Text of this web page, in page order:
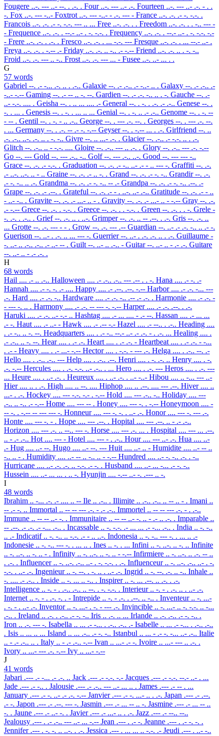
Fougere ..-. --- ..- --. . .-. . Four ..-. --- ..- .-. Fourteen ..-. --- ..- .-. - . .
-. Fox ..-. --- -..- Foxtrot ..-. --- -..- - .-. --- - France ..-. .-. .- -. -.-. .
Francois ..-. .-. .- -. -.-. --- .. ... Free ..-. .-. . . Freedom ..-. .-. . . -.. --- -
- Frequence ..-. .-. . --.- ..- . -. -.-. . Frequency ..-. .-. . --.- ..- . -. -.-. -.-
- Frere ..-. .-. . .-. . Fresco ..-. .-. . ... -.-. --- Fresque ..-. .-. . ... --.- ..- .
Freya ..-. .-. . -.-- .- Friday ..-. .-. .. -.. .- -.-- Friend ..-. .-. .. . -. -..
Froid ..-. .-. --- .. -.. Frost ..-. .-. --- ... - Fusee ..-. ..- ... . .
G
57 words
Gabriel --. .- -... .-. .. . .-.. Galaxie --. .- .-.. .- -..- .. . Galaxy --. .- .-.. .-
-..- -.-- Gaming --. .- -- .. -. --. Gardien --. .- .-. -.. .. . -. Gauche --. .-
..- -.-. .... . Geisha --. . .. ... .... .- General --. . -. . .-. .- .-.. Genese --. .
-. . ... . Genesis --. . -. . ... .. ... Genial --. . -. .. .- .-.. Genome --. . -. --
- -- . Gentil --. . -. - .. .-.. George --. . --- .-. --. . Georges --. . --- .-. --.
. ... Germany --. . .-. -- .- -. -.-- Geyser--. . -.-- ... . .-. Girlfriend --. ..
.-. .-.. ..-. .-. .. . -. -.. Givre --. .. ...- .-. . Glacier--. .-.. .- -.-. .. . .-.
Glitch --. .-.. .. - -.-. .... Gloire --. .-.. --- .. .-. . Glory --. .-.. --- .-. -.--
Go --. --- Gold --. --- .-.. -.. Golf--. --- .-.. ..-. Good --. --- --- -..
Grace --. .-. .- -.-. . Graduation --. .-. .- -.. ..- .- - .. --- -. Graffiti --. .-.
.- ..-. ..-. .. - .. Graine --. .-. .- .. -. . Grand --. .-. .- -. -.. Grandir--. .-.
.- -. -.. .. .-. Grandma --. .-. .- -. -.. -- .- Grandpa --. .-. .- -. -.. .--. .-
Grape --. .-. .- .--. . Grateful --. .-. .- - . ..-. ..- .-.. Gratitude --. .-. .- - ..
- ..- -.. . Gravite --. .-. .- ...- .. - . Gravity --. .-. .- ...- .. - -.-- Gray --. .-.
.- -.-- Grece --. .-. . -.-. . Greece --. .-. . . -.-. . Green --. .-. . . -. Grele -
-. .-. . .-.. . Grief--. .-. .. . ..-. Grimper--. .-. .. -- .--. . .-. Gris --. .-. ..
... Grotte --. .-. --- - - . Grow --. .-. --- .-- Guardian --. ..- .- .-. -.. .. .- -.
Guerison --. ..- . .-. .. ... --- -. Guerrier--. ..- . .-. .-. .. . .-. Guillaume -
-. ..- .. .-.. .-.. .- ..- -- . Guilt --. ..- .. .-.. - Guitar--. ..- .. - .- .-. Guitare
--. ..- .. - .- .-. .
H
68 words
Hail .... .- .. .-.. Halloween .... .- .-.. .-.. --- .-- . . -. Hana .... .- -. .-
Hannah .... .- -. -. .- .... Happy .... .- .--. .--. -.-- Harbor .... .- .-. -... ---
.-. Hard .... .- .-. -.. Hardware .... .- .-. -.. .-- .- .-. . Harmonie .... .- .-. -
- --- -. .. . Harmony .... .- .-. -- --- -. -.-- Harper .... .- .-. .--. . .-.
Haruki .... .- .-. ..- -.- .. Hashtag .... .- ... .... - .- --. Hassan .... .- ... ...
.- -. Haut .... .- ..- - Hawk .... .- .-- -.- Hazel .... .- --.. . .-.. Heading ....
. .- -.. .. -. --. Headquarters .... . .- -.. --.- ..- .- .-. - . .-. ... Healing .... .
.- .-.. .. -. --. Hear .... . .- .-. Heart .... . .- .-. - Heartbeat .... . .- .-. - -...
. .- - Heavy .... . .- ...- -.-- Hector .... . -.-. - --- .-. Helga .... . .-.. --. .-
Hello .... . .-.. .-.. --- Help .... . .-.. .--. Henri .... . -. .-. .. Henry .... . -.
.-. -.-- Hercules .... . .-. -.-. ..- .-.. . ... Hero .... . .-. --- Heros .... . .-. ---
... Heure .... . ..- .-. . Heureux .... . ..- .-. . ..- -..- Hibou .... .. -... --- ..-
Hier .... .. . .-. High .... .. --. .... Hiphop .... .. .--. .... --- .--. Hiver .... ..
...- . .-. Hockey .... --- -.-. -.- . -.-- Hold .... --- .-.. -.. Holiday .... ---
.-.. .. -.. .- -.-- Home .... --- -- . Honey .... --- -. . -.-- Honeymoon .... -
-- -. . -.-- -- --- --- -. Honneur .... --- -. -. . ..- .-. Honor .... --- -. --- .-.
Honte .... --- -. - . Hope .... --- .--. . Hopital .... --- .--. .. - .- .-..
Horizon .... --- .-. .. --.. --- -. Horse .... --- .-. ... . Hospital .... --- ... .--.
.. - .- .-.. Hot .... --- - Hotel .... --- - . .-.. Hour .... --- ..- .-. Hua .... ..-
.- Hug .... ..- --. Hugo .... ..- --. --- Huit .... ..- .. - Humidite .... ..- -- ..
-.. .. - . Humidity .... ..- -- .. -.. .. - -.-- Hundred .... ..- -. -.. .-. . -..
Hurricane .... ..- .-. .-. .. -.-. .- -. . Husband .... ..- ... -... .- -. -..
Hussein .... ..- ... ... . .. -. Hyunjin .... -.-- ..- -. .--- .. -.
I
48 words
Ibrahim .. -... .-. .- .... .. -- Ile .. .-.. . Illimite .. .-.. .-.. .. -- .. - . Imani ..
-- .- -. .. Immortal .. -- -- --- .-. - .- .-.. Immortel .. -- -- --- .-. - . .-..
Immune .. -- -- ..- -. . Immunitaire .. -- -- ..- -. .. - .- .. .-. . Imparable ..
-- .--. .- .-. .- -... .-.. . Incassable .. -. -.-. .- ... ... .- -... .-.. . India .. -. -..
.. .- Indicatif .. -. -.. .. -.-. .- - .. ..-. Indonesia .. -. -.. --- -. . ... .. .-
Indonesie .. -. -.. --- -. . ... .. . Ines .. -. . ... Infini .. -. ..-. .. -. .. Infinite
.. -. ..-. .. -. .. - . Infinity .. -. ..-. .. -. .. - -.-- Infirmiere .. -. ..-. .. .-. -- ..
. .-. . Influencer .. -. ..-. .-.. ..- . -. -.-. . .-. Influenceur .. -. ..-. .-.. ..- . -.
-.-. . ..- .-. Ingenieur .. -. --. . -. .. . ..- .-. Ingrid .. -. --. .-. .. -.. Inhale ..
-. .... .- .-.. . Inside .. -. ... .. -.. . Inspirer .. -. ... .--. .. .-. . .-.
Intelligence .. -. - . .-.. .-.. .. --. . -. -.-. . Interieur .. -. - . .-. .. . ..- .-.
Internet .. -. - . .-. -. . - Intrepide .. -. - .-. . .--. .. -.. . Inventeur .. -. ...-
. -. - . ..- .-. Inventor .. -. ...- . -. - --- .-. Invincible .. -. ...- .. -. -.-. .. -...
.-.. . Ireland .. .-. . .-.. .- -. -.. Iris .. .-. .. ... Irlande .. .-. .-.. .- -. -.. .
Iron .. .-. --- -. Isabella .. ... .- -... . .-.. .-.. .- Isabelle .. ... .- -... . .-.. .-..
. Isis .. ... .. ... Island .. ... .-.. .- -. -.. Istanbul .. ... - .- -. -... ..- .-.. Italie
.. - .- .-.. .. . Italy .. - .- .-.. -.-- Ivan .. ...- .- -. Ivoire .. ...- --- .. .-. .
Ivory .. ...- --- .-. -.-- Ivy .. ...- -.--
J
41 words
Jabari .--- .- -... .- .-. .. Jack .--- .- -.-. -.- Jacques .--- .- -.-. --.- ..- . ...
Jade .--- .- -.. . Jalousie .--- .- .-.. --- ..- ... .. . James .--- .- -- . ...
January .--- .- -. ..- .- .-. -.-- Janvier .--- .- -. ...- .. . .-. Japan .--- .- .--.
.- -. Japon .--- .- .--. --- -. Jasmin .--- .- ... -- .. -. Jasmine .--- .- ... -- ..
-. . Jaune .--- .- ..- -. . Javier .--- .- ...- .. . .-. Jazz .--- .- --.. --..
Jealousy .--- . .- .-.. --- ..- ... -.-- Jean .--- . .- -. Jeanne .--- . .- -. -. .
Jennifer .--- . -. -. .. ..-. . .-. Jessica .--- . ... ... .. -.-. .- Jeudi .--- . ..- -..